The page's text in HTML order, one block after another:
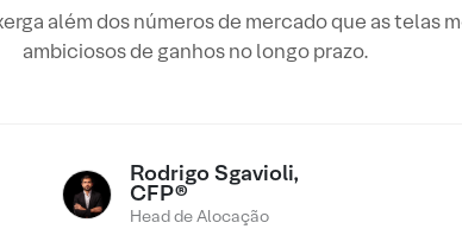
além dos números de mercado que as telas
ambiciosos de ganhos no longo prazo.
Rodrigo Sgavioli,
CFP®
Head de Alocação